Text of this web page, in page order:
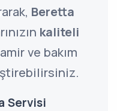
Beretta
kaliteli
ve bakım
Servisi